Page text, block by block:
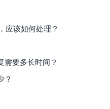
应该如何处理？
需要多长时间？
？